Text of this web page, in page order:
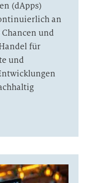
(dApps)
an
und
für
und